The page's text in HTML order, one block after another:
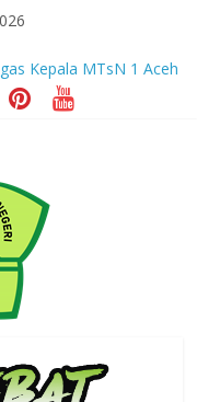
Kepala MTsN 1 Aceh
Perkuat Kapasitas